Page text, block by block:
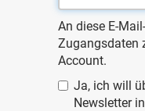
An diese E-
Zugangsdaten
Account.
Ja, ich will
Newsletter